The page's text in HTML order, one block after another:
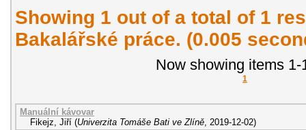
Showing 1 out of a total of 1
Bakalářské práce. (0.005
Now showing items 1-
1
Manuální kávovar
Fikejz, Jiří (Univerzita Tomáše Bati ve Zlíně, 2019-12-02)